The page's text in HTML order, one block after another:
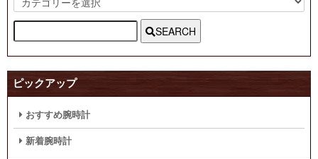
SEARCH
ピックアップ
おすすめ腕時計
新着腕時計